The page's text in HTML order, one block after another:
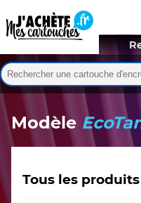
Rechercher :
Quand les résultats de
Modèle
Tous les